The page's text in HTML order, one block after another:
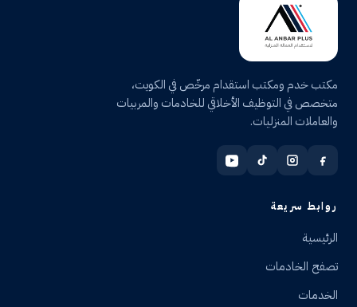
مكتب خدم ومكتب استقدام مرخّص في الكويت،
متخصص في التوظيف الأخلاقي للخادمات والمربيات
والعاملات المنزليات.
روابط سريعة
الرئيسية
تصفح الخادمات
الخدمات